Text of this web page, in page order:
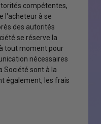
compétentes,
l'acheteur à se
des autorités
se réserve la
tout moment pour
nécessaires
Société sont à la
également, les frais